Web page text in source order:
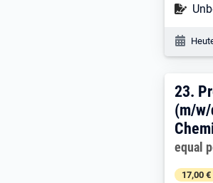
23.
23.
(m/
equal
17,00